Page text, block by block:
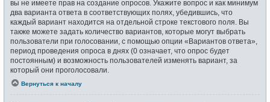
вы не имеете прав на создание опросов. Укажите вопрос и как минимум
два варианта ответа в соответствующих полях, убедившись, что
каждый вариант находится на отдельной строке текстового поля. Вы
также можете задать количество вариантов, которые могут выбрать
пользователи при голосовании, с помощью опции «Вариантов ответа»,
период проведения опроса в днях (0 означает, что опрос будет
постоянным) и возможность пользователей изменять вариант, за
который они проголосовали.
Вернуться к началу